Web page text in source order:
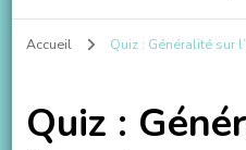
Accueil Quiz : Généralité sur
Quiz :